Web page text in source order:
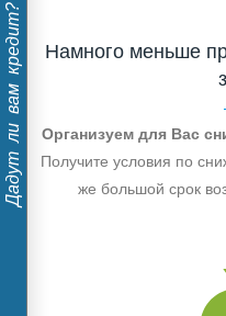
Дадут ли вам кредит?
Намного меньше
Организуем для Вас
Получите условия по
же большой срок